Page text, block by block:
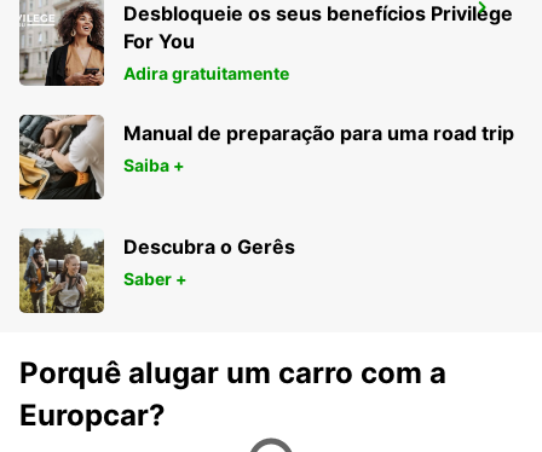
BERLIM HELLERSDORF
BERLIN - GERMANY
Desbloqueie os seus benefícios Privilege
For You
Adira gratuitamente
Manual de preparação para uma road trip
Saiba +
Descubra o Gerês
Saber +
Porquê alugar um carro com a
Europcar?